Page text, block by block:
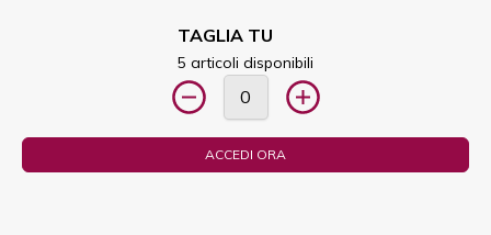
TAGLIA TU
5 articoli disponibili
ACCEDI ORA